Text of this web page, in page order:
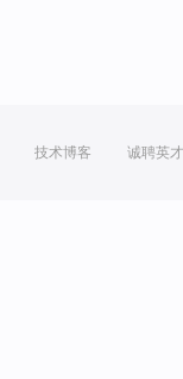
技术博客 诚聘英才